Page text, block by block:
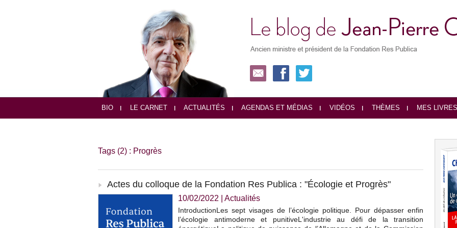
BIO LE CARNET ACTUALITÉS AGENDAS ET MÉDIAS VIDÉOS THÈMES MES LIVRES
Tags (2) : Progrès
Actes du colloque de la Fondation Res Publica : "Écologie et Progrès"
10/02/2022 Actualités
IntroductionLes sept visages de l’écologie politique. Pour dépasser enfin
l’écologie antimoderne et punitiveL'industrie au défi de la transition